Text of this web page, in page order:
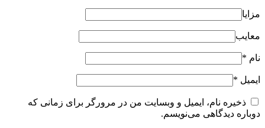
مزایا
معایب
نام *
ایمیل *
ذخیره نام، ایمیل و وبسایت من در مرورگر برای زمانی که
دوباره دیدگاهی می‌نویسم.